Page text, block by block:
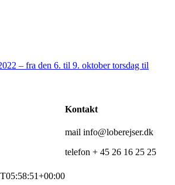
– fra den 6. til 9. oktober torsdag til
Kontakt
mail info@loberejser.dk
telefon + 45 26 16 25 25